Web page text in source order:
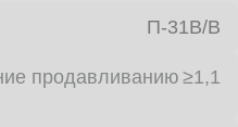
П-31В/B
продавливанию ≥1,1